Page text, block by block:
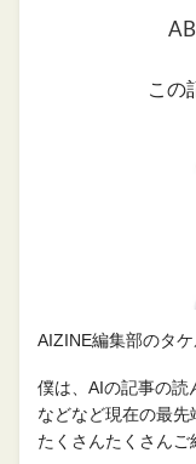
この
AIZINE編集部のタ
僕は、AIの記事の読
などなど現在の最
たくさんたくさんご